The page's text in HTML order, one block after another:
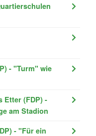
- "Turm" wie
Etter (FDP) -
am Stadion
- "Für ein